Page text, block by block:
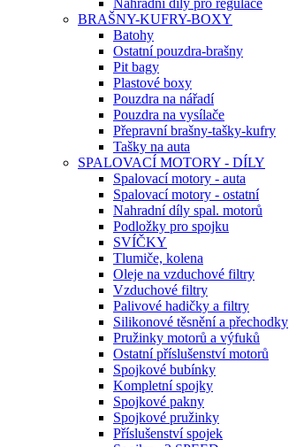
Náhradní díly pro regulace
BRAŠNY-KUFRY-BOXY
Batohy
Ostatní pouzdra-brašny
Pit bagy
Plastové boxy
Pouzdra na nářadí
Pouzdra na vysílače
Přepravní brašny-tašky-kufry
Tašky na auta
SPALOVACÍ MOTORY - DÍLY
Spalovací motory - auta
Spalovací motory - ostatní
Nahradní díly spal. motorů
Podložky pro spojku
SVÍČKY
Tlumiče, kolena
Oleje na vzduchové filtry
Vzduchové filtry
Palivové hadičky a filtry
Silikonové těsnění a přechodky
Pružinky motorů a výfuků
Ostatní příslušenství motorů
Spojkové bubínky
Kompletní spojky
Spojkové pakny
Spojkové pružinky
Příslušenství spojek